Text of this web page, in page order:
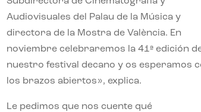
Audiovisuales del Palau de la Música y
directora de la Mostra de València. En
noviembre celebraremos la 41ª edición
nuestro festival decano y os esperamos
los brazos abiertos», explica.
Le pedimos que nos cuente qué